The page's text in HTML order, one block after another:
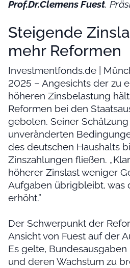
Prof.Dr.Clemens Fuest,
Steigende
mehr Reformen
Investmentfonds.de |
2025 – Angesichts der zu
höheren Zinsbelastung
Reformen bei den
geboten. Seiner
unveränderten
des deutschen Haushalts
Zinszahlungen fließen.
höherer Zinslast weniger
Aufgaben übrigbleibt, was
erhöht.”
Der Schwerpunkt der
Ansicht von Fuest auf der
Es gelte,
und deren Wachstum zu